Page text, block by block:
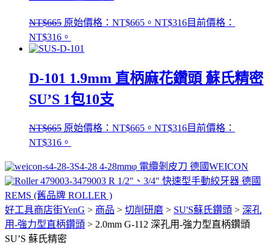
NT$665 原始價格：NT$665。 NT$316目前價格：
NT$316。
D-101 1.9mm 直柄麻花鑽頭 蘇氏精密
SU’S 1包10支
NT$665 原始價格：NT$665。 NT$316目前價格：
NT$316。
S4-28 4-28mmφ 電纜剝皮刀 德國WEICON
479003 R 1/2″、3/4″ 快速型手動絞牙器 德國
REMS (舊品牌 ROLLER )
好工具商店街YenG > 商品 > 切削研磨 > SU'S蘇氏鑽頭 > 深孔
用-強力型直柄鑽頭 > 2.0mm G-112 深孔用-強力型直柄鑽頭
SU’S 蘇氏精密